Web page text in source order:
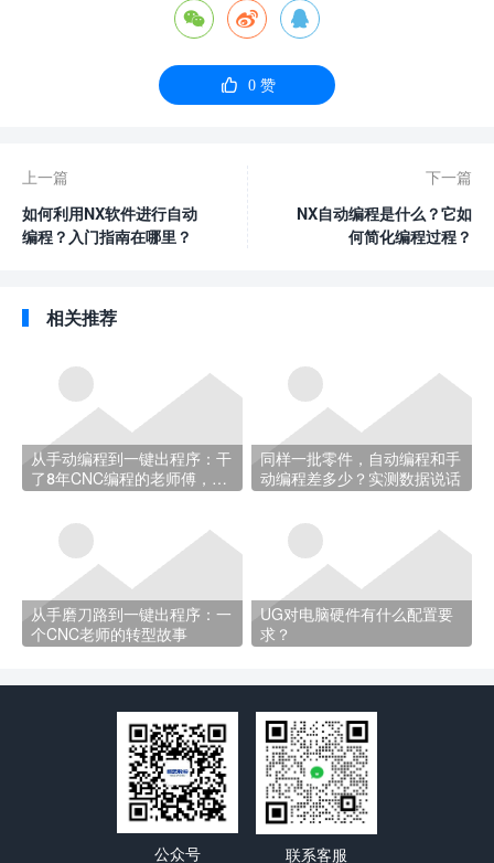
  
 0赞
上一篇
如何利用NX软件进行自动
编程？入门指南在哪里？
下一篇
NX自动编程是什么？它如
何简化编程过程？
相关推荐
从手动编程到一键出程序：干
了8年CNC编程的老师傅，经
同样一批零件，自动编程和手
动编程差多少？实测数据说话
从手磨刀路到一键出程序：一
个CNC老师的转型故事
UG对电脑硬件有什么配置要
求？
公众号 联系客服